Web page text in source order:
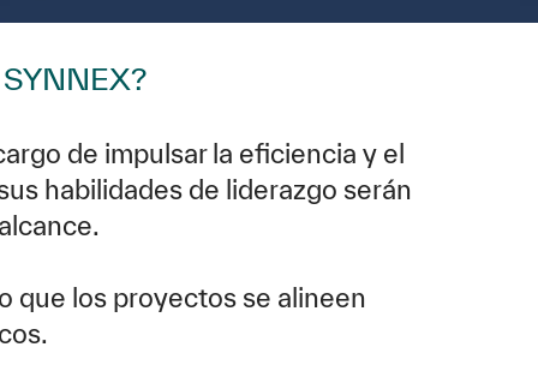
de impulsar la eficiencia y el
habilidades de liderazgo serán
que los proyectos se alineen